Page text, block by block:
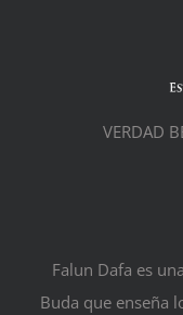
VERDAD
Falun Dafa es
Buda que enseña